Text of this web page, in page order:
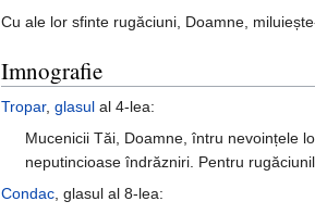
Cu ale lor sfinte rugăciuni, Doamne,
Imnografie
Tropar, glasul al 4-lea:
Mucenicii Tăi, Doamne, întru nevoințele
neputincioase îndrăzniri. Pentru
Condac , glasul al 8-lea: